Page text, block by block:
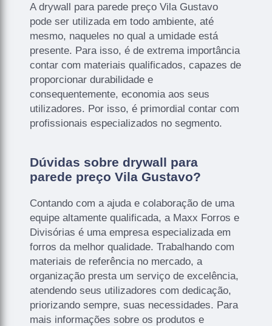
A drywall para parede preço Vila Gustavo
pode ser utilizada em todo ambiente, até
mesmo, naqueles no qual a umidade está
presente. Para isso, é de extrema importância
contar com materiais qualificados, capazes de
proporcionar durabilidade e
consequentemente, economia aos seus
utilizadores. Por isso, é primordial contar com
profissionais especializados no segmento.
Dúvidas sobre drywall para
parede preço Vila Gustavo?
Contando com a ajuda e colaboração de uma
equipe altamente qualificada, a Maxx Forros e
Divisórias é uma empresa especializada em
forros da melhor qualidade. Trabalhando com
materiais de referência no mercado, a
organização presta um serviço de excelência,
atendendo seus utilizadores com dedicação,
priorizando sempre, suas necessidades. Para
mais informações sobre os produtos e